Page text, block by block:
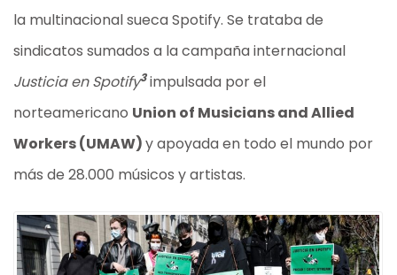
la multinacional sueca Spotify. Se trataba de
sindicatos sumados a la campaña internacional
Justicia en Spotify3impulsada por el
norteamericano Union of Musicians and Allied
Workers (UMAW)y apoyada en todo el mundo por
más de 28.000 músicos y artistas.